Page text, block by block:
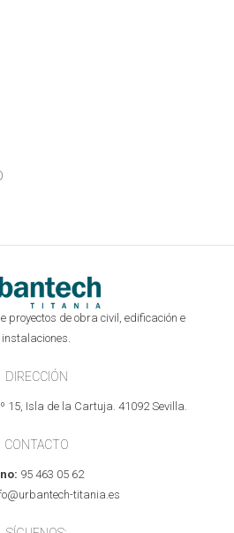
proyectos de obra civil, edificación e
instalaciones.
DIRECCIÓN
15, Isla de la Cartuja. 41092 Sevilla.
CONTACTO
95 463 05 62
titania.es